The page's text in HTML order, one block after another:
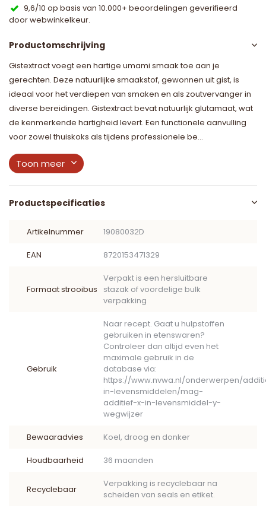
9,6/10 op basis van 10.000+ beoordelingen geverifieerd
door webwinkelkeur.
Productomschrijving
Gistextract voegt een hartige umami smaak toe aan je
gerechten. Deze natuurlijke smaakstof, gewonnen uit gist, is
ideaal voor het verdiepen van smaken en als zoutvervanger in
diverse bereidingen. Gistextract bevat natuurlijk glutamaat, wat
de kenmerkende hartigheid levert. Een functionele aanvulling
voor zowel thuiskoks als tijdens professionele be...
Toon meer
Productspecificaties
Artikelnummer 19080032D
EAN 8720153471329
Formaat strooibus
Verpakt is een hersluitbare
stazak of voordelige bulk
verpakking
Gebruik
Naar recept. Gaat u hulpstoffen
gebruiken in etenswaren?
Controleer dan altijd even het
maximale gebruik in de
database via:
https://www.nvwa.nl/onderwerpen/
in-levensmiddelen/mag-
additief-x-in-levensmiddel-y-
wegwijzer
Bewaaradvies Koel, droog en donker
Houdbaarheid 36 maanden
Recyclebaar
Verpakking is recyclebaar na
scheiden van seals en etiket.